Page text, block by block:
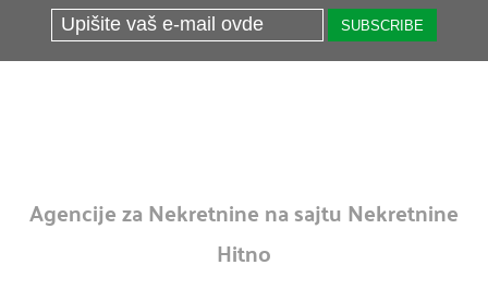
Agencije za Nekretnine na sajtu Nekretnine
Hitno